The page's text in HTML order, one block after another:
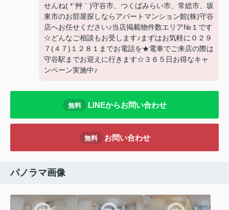
せんね( *´艸｀)守谷市、つくばみらい市、常総市、坂
東市のお部屋探しならアパートマンション館(株)守谷
店へお任せください♪当店掲載物件数エリア№１です
☆どんなご相談もお受します♪まずはお気軽に０２９
７(４７)１２８１までお電話を★電車でご来店の際は
守谷駅までお迎えに行きます☆３６５日お得なキャ
ンペーン実施中♪
無料 LINEからお問い合わせ
無料 お問い合わせ
パノラマ画像